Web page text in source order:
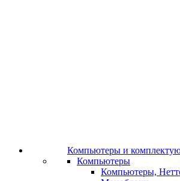
Компьютеры и
Компьютеры
Компьютеры,